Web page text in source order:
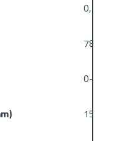
0,15-
780-
0-135
150